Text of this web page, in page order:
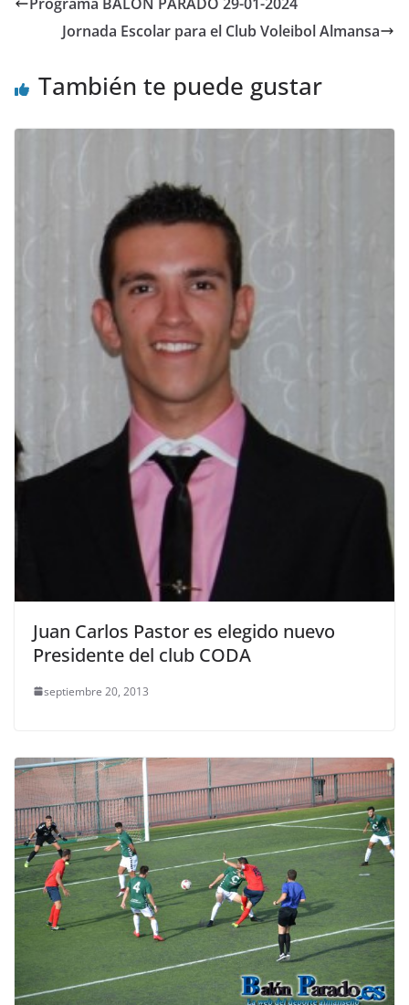
Jornada Escolar para el Club Voleibol Almansa
También te puede gustar
Juan Carlos Pastor es elegido nuevo
Presidente del club CODA
septiembre 20, 2013